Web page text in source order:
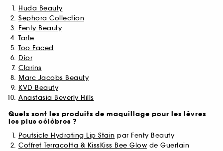
Huda Beauty
Sephora Collection
Fenty Beauty
Tarte
Too Faced
Dior
Clarins
Marc Jacobs Beauty
KVD Beauty
Anastasia Beverly Hills
Quels sont les produits de maquillage pour les lèvres
les plus célèbres ?
Poutsicle Hydrating Lip Stain par Fenty Beauty
Coffret Terracotta & KissKiss Bee Glow de Guerlain